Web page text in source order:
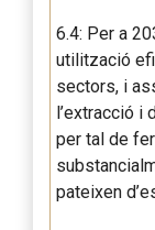
6.4: Per a
utilització
sectors, i
l’extracció i
per tal de
pateixen